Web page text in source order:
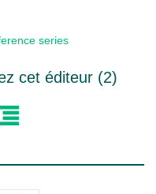
series
cet éditeur (2)